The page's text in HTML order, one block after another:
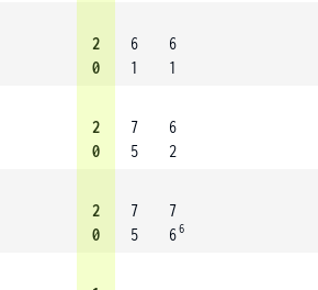
2
0
6
1
6
1
2
0
7
5
6
2
2
0
7
5
7
66